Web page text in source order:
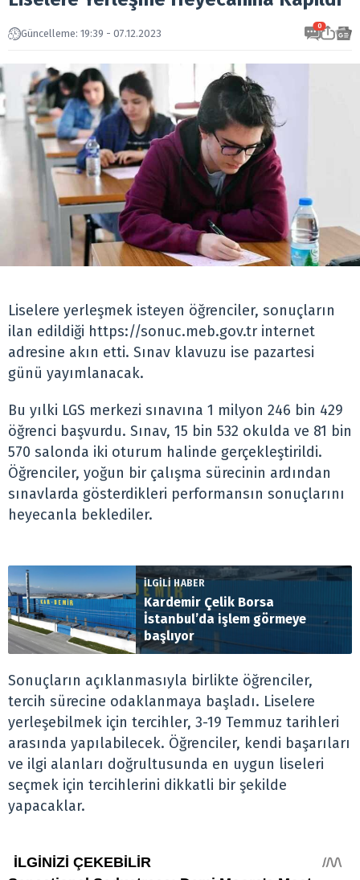
Güncelleme: 19:39 - 07.12.2023
0
Liselere yerleşmek isteyen öğrenciler, sonuçların
ilan edildiği https://sonuc.meb.gov.tr internet
adresine akın etti. Sınav klavuzu ise pazartesi
günü yayımlanacak.
Bu yılki LGS merkezi sınavına 1 milyon 246 bin 429
öğrenci başvurdu. Sınav, 15 bin 532 okulda ve 81 bin
570 salonda iki oturum halinde gerçekleştirildi.
Öğrenciler, yoğun bir çalışma sürecinin ardından
sınavlarda gösterdikleri performansın sonuçlarını
heyecanla beklediler.
İLGİLİ HABER
Kardemir Çelik Borsa
İstanbul’da işlem görmeye
başlıyor
Sonuçların açıklanmasıyla birlikte öğrenciler,
tercih sürecine odaklanmaya başladı. Liselere
yerleşebilmek için tercihler, 3-19 Temmuz tarihleri
arasında yapılabilecek. Öğrenciler, kendi başarıları
ve ilgi alanları doğrultusunda en uygun liseleri
seçmek için tercihlerini dikkatli bir şekilde
yapacaklar.